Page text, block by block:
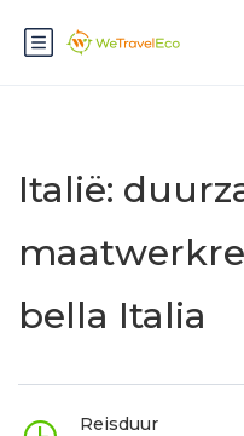
Italië:
bella Italia
Reisduur